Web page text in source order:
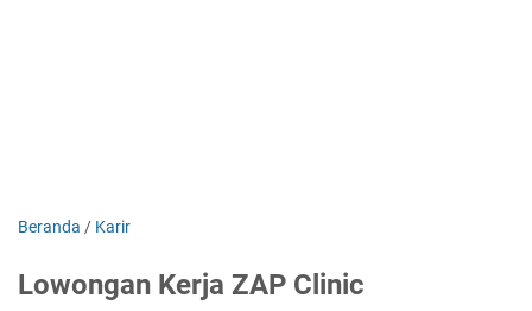
Beranda / Karir
Lowongan Kerja ZAP Clinic